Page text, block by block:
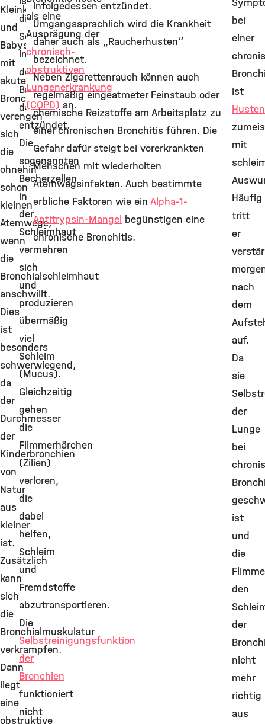
Kleinkindern
und
Babys
mit
akuter
Bronchitis
verengen
sich
die
ohnehin
schon
kleinen
Atemwege,
wenn
die
Bronchialschleimhaut
anschwillt.
Dies
ist
besonders
schwerwiegend,
da
der
Durchmesser
der
Kinderbronchien
von
Natur
aus
kleiner
ist.
Zusätzlich
kann
sich
die
Bronchialmuskulatur
verkrampfen.
Dann
liegt
eine
obstruktive
die
Schleimhaut
in
den
Bronchien
dauerhaft
entzündet.
Die
sogenannten
Becherzellen
in
der
Schleimhaut
vermehren
sich
und
produzieren
übermäßig
viel
Schleim
(Mucus).
Gleichzeitig
gehen
die
Flimmerhärchen
(Zilien)
verloren,
die
dabei
helfen,
Schleim
und
Fremdstoffe
abzutransportieren.
Die
Selbstreinigungsfunktion
der
Bronchien
funktioniert
nicht
als eine
Ausprägung der
chronisch-
obstruktiven
Lungenerkrankung
(COPD) an.
infolgedessen entzündet.
Umgangssprachlich wird die Krankheit
daher auch als „Raucherhusten“
bezeichnet.
Neben Zigarettenrauch können auch
regelmäßig eingeatmeter Feinstaub oder
chemische Reizstoffe am Arbeitsplatz zu
einer chronischen Bronchitis führen. Die
Gefahr dafür steigt bei vorerkrankten
Menschen mit wiederholten
Atemwegsinfekten. Auch bestimmte
erbliche Faktoren wie ein Alpha-1-
Antitrypsin-Mangel begünstigen eine
chronische Bronchitis.
bei
einer
ist
Husten
mit
Häufig
tritt
er
nach
dem
auf.
Da
sie
der
Lunge
bei
ist
und
die
den
der
nicht
mehr
richtig
aus